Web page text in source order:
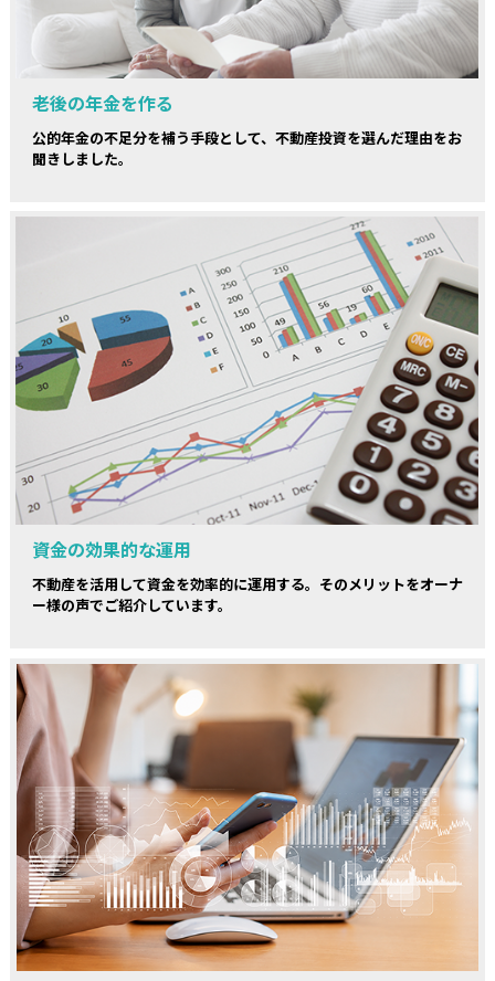
老後の年金を作る
公的年金の不足分を補う手段として、不動産投資を選んだ理由をお
聞きしました。
資金の効果的な運用
不動産を活用して資金を効率的に運用する。そのメリットをオーナ
ー様の声でご紹介しています。